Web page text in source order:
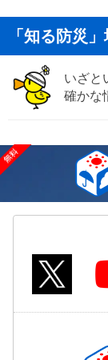
「知る防災
いざと
確かな